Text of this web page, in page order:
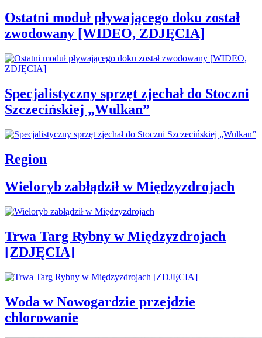
Ostatni moduł pływającego doku został
zwodowany [WIDEO, ZDJĘCIA]
Specjalistyczny sprzęt zjechał do Stoczni
Szczecińskiej „Wulkan”
Region
Wieloryb zabłądził w Międzyzdrojach
Trwa Targ Rybny w Międzyzdrojach
[ZDJĘCIA]
Woda w Nowogardzie przejdzie
chlorowanie